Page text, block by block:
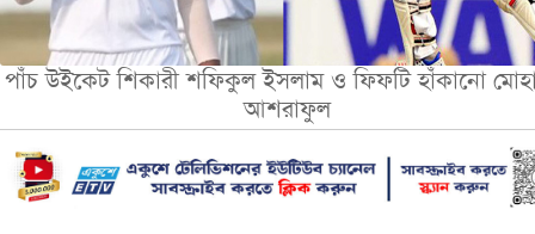
পাঁচ উইকেট শিকারী শফিকুল ইসলাম ও ফিফটি হাঁকানো
আশরাফুল